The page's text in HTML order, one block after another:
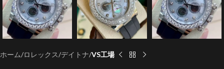
ホーム ロレックス デイトナ VS工場